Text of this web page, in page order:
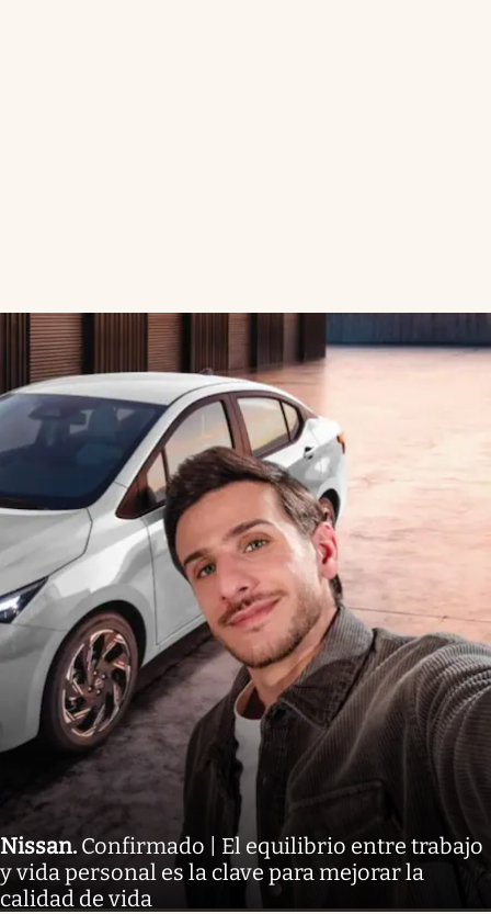
Nissan. Confirmado | El equilibrio entre trabajo
y vida personal es la clave para mejorar la
calidad de vida